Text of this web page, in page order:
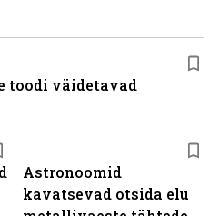
Astronoomid
kavatsevad otsida elu
toodi väidetavad